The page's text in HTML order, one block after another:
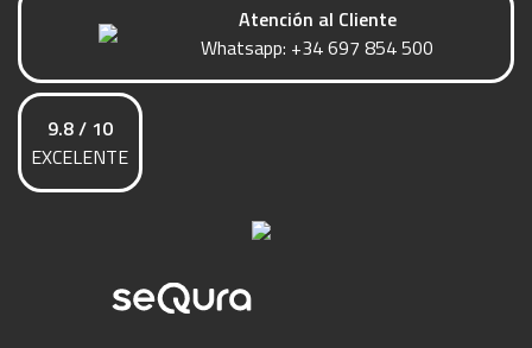
Atención al Cliente
Whatsapp: +34 697 854 500
9.8 / 10
EXCELENTE